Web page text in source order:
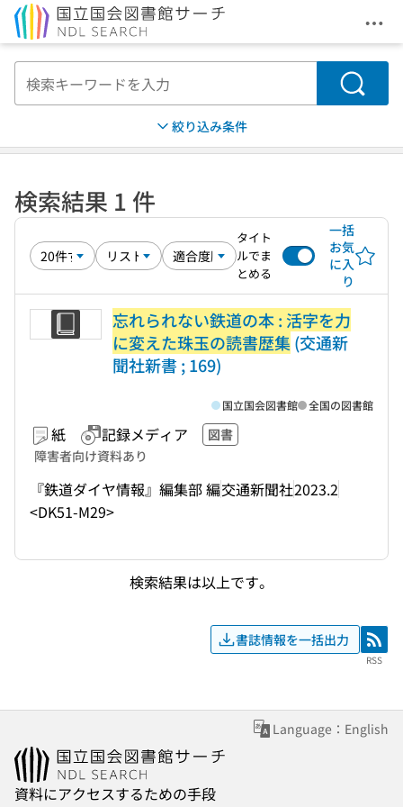
メ
検索
絞り込み条件
検索結果 1 件
タイト
ルでま
とめる
一括
お気
に入
り
忘れられない鉄道の本 : 活字を力
に変えた珠玉の読書歴集 (交通新
聞社新書 ; 169)
紙 記録メディア
図書
障害者向け資料あり
『鉄道ダイヤ情報』編集部 編交通新聞社2023.2
<DK51-M29>
国立国会図書館 全国の図書館
検索結果は以上です。
書誌情報を一括出力 RSS
RSS
Language：English
資料にアクセスするための手段